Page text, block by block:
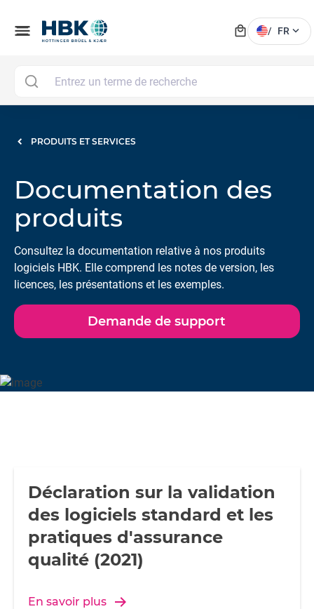
menu local_mall / FR expand_more
PRODUITS ET SERVICES
Documentation des
produits
Consultez la documentation relative à nos produits
logiciels HBK. Elle comprend les notes de version, les
licences, les présentations et les exemples.
Demande de support
Déclaration sur la validation
des logiciels standard et les
pratiques d'assurance
qualité (2021)
En savoir plus